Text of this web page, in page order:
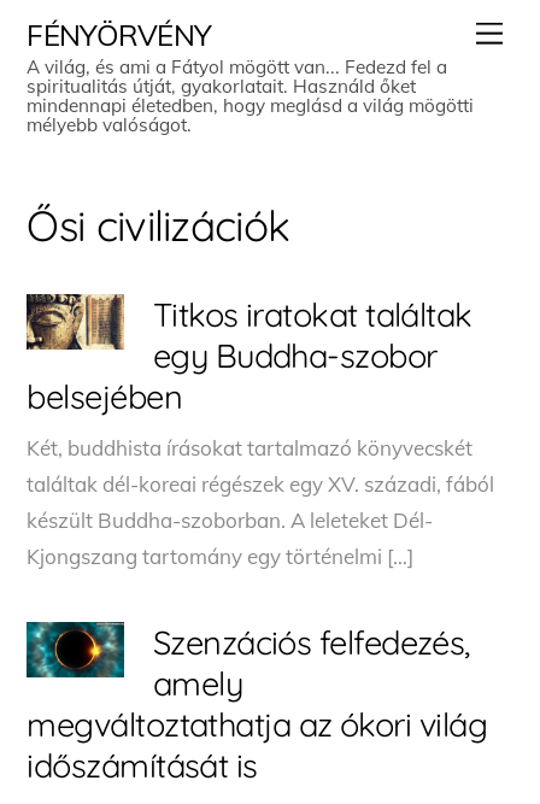
content
FÉNYÖRVÉNY
A világ, és ami a Fátyol mögött van... Fedezd fel a
spiritualitás útját, gyakorlatait. Használd őket
mindennapi életedben, hogy meglásd a világ mögötti
mélyebb valóságot.
Ősi civilizációk
Titkos iratokat találtak
egy Buddha-szobor
belsejében
Két, buddhista írásokat tartalmazó könyvecskét
találtak dél-koreai régészek egy XV. századi, fából
készült Buddha-szoborban. A leleteket Dél-
Kjongszang tartomány egy történelmi […]
Szenzációs felfedezés,
amely
megváltoztathatja az ókori világ
időszámítását is